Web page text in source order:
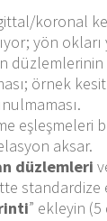
koronal
yön okları
düzlemlerinin
örnek
eşleşmeleri
aksar.
düzlemleri
standardize
” ekleyin